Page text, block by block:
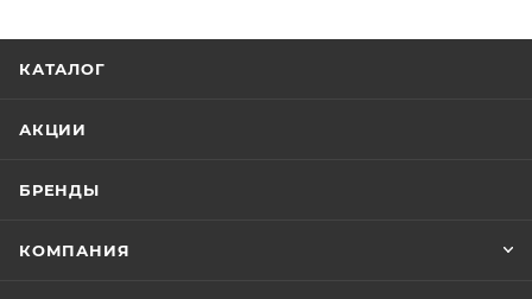
КАТАЛОГ
АКЦИИ
БРЕНДЫ
КОМПАНИЯ